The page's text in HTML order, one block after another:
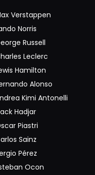
Verstappen
Norris
Russell
Leclerc
Hamilton
Alonso
Kimi Antonelli
Hadjar
Piastri
Sainz
Pérez
Ocon